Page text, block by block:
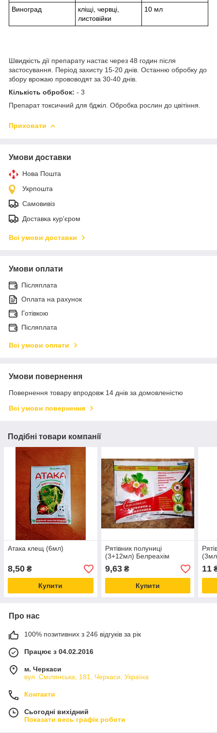
Виноград
кліщі, червці,
листовійки
10 мл
Швидкість дії препарату настає через 48 годин після
застосування. Період захисту 15-20 днів. Останню обробку до
збору врожаю прововодят за 30-40 днів.
Кількість обробок: - 3
Препарат токсичний для бджіл. Обробка рослин до цвітіння.
Приховати
Умови доставки
Нова Пошта
Укрпошта
Самовивіз
Доставка кур'єром
Всі умови доставки
Умови оплати
Післяплата
Оплата на рахунок
Готівкою
Післяплата
Всі умови оплати
Умови повернення
Повернення товару впродовж 14 днів за домовленістю
Всі умови повернення
Подібні товари компанії
Атака клещ (6мл)
8,50 ₴
Купити
Рятівник полуниці
(3+12мл) Белреахім
9,63₴
Купити
11
Про нас
100% позитивних з 246 відгуків за рік
Працює з 04.02.2016
м. Черкаси
вул. Смілянська, 181, Черкаси, Україна
Контакти
Сьогодні вихідний
Показати весь графік роботи